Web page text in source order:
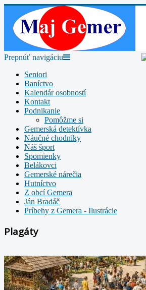
Prepnúť navigáciu
Seniori
Baníctvo
Kalendár osobností
Kontakt
Podnikanie
Pomôžme si
Gemerská detektívka
Náučné chodníky
Náš šport
Spomienky
Belákovci
Gemerské nárečia
Hutníctvo
Z obcí Gemera
Ján Bradáč
Príbehy z Gemera - Ilustrácie
Plagáty